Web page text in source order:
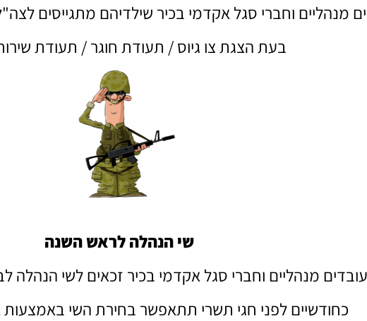
מנהליים וחברי סגל אקדמי בכיר שילדיהם מתגייסים
בעת הצגת צו גיוס / תעודת חוגר / תעודת
שי הנהלה לראש השנה
עובדים מנהליים וחברי סגל אקדמי בכיר זכאים לשי
כחודשיים לפני חגי תשרי תתאפשר בחירת השי באמצעות